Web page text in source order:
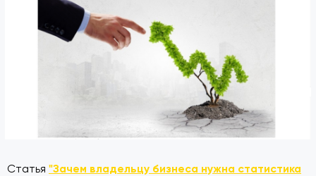
Статья "Зачем владельцу бизнеса нужна статистика